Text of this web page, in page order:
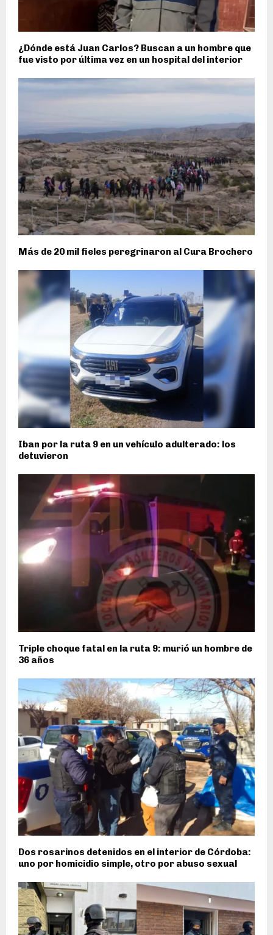
¿Dónde está Juan Carlos? Buscan a un hombre que
fue visto por última vez en un hospital del interior
Más de 20 mil fieles peregrinaron al Cura Brochero
Iban por la ruta 9 en un vehículo adulterado: los
detuvieron
Triple choque fatal en la ruta 9: murió un hombre de
36 años
Dos rosarinos detenidos en el interior de Córdoba:
uno por homicidio simple, otro por abuso sexual